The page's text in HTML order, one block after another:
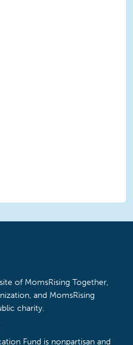
of MomsRising Together,
and MomsRising
charity.
Fund is nonpartisan and